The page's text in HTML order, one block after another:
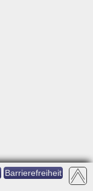
Barrierefreiheit